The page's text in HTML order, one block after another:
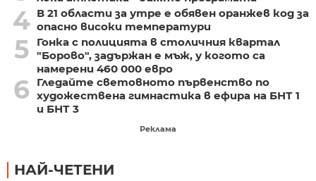
4 В 21 области за утре е обявен оранжев код за
опасно високи температури
5
Гонка с полицията в столичния квартал
"Борово", задържан е мъж, у когото са
намерени 460 000 евро
6
Гледайте световното първенство по
художествена гимнастика в ефира на БНТ 1
и БНТ 3
Реклама
НАЙ-ЧЕТЕНИ